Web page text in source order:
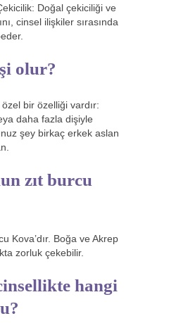
Doğal çekiciliği ve
cinsel ilişkiler sırasında
olur?
bir özelliği vardır:
daha fazla dişiyle
şey birkaç erkek aslan
zıt burcu
Kova’dır. Boğa ve Akrep
zorluk çekebilir.
hangi